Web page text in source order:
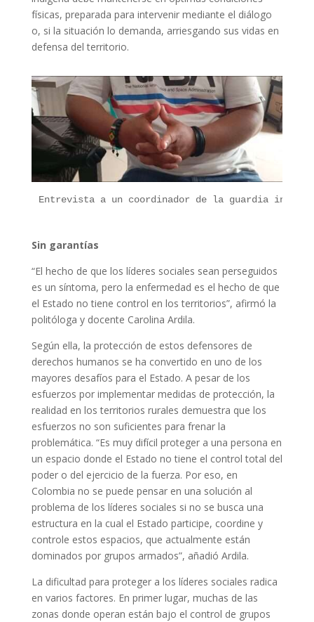
físicas, preparada para intervenir mediante el diálogo
o, si la situación lo demanda, arriesgando sus vidas en
defensa del territorio.
Entrevista a un coordinador de la guardia
Sin garantías
“El hecho de que los líderes sociales sean perseguidos
es un síntoma, pero la enfermedad es el hecho de que
el Estado no tiene control en los territorios”, afirmó la
politóloga y docente Carolina Ardila.
Según ella, la protección de estos defensores de
derechos humanos se ha convertido en uno de los
mayores desafíos para el Estado. A pesar de los
esfuerzos por implementar medidas de protección, la
realidad en los territorios rurales demuestra que los
esfuerzos no son suficientes para frenar la
problemática. “Es muy difícil proteger a una persona en
un espacio donde el Estado no tiene el control total del
poder o del ejercicio de la fuerza. Por eso, en
Colombia no se puede pensar en una solución al
problema de los líderes sociales si no se busca una
estructura en la cual el Estado participe, coordine y
controle estos espacios, que actualmente están
dominados por grupos armados”, añadió Ardila.
La dificultad para proteger a los líderes sociales radica
en varios factores. En primer lugar, muchas de las
zonas donde operan están bajo el control de grupos